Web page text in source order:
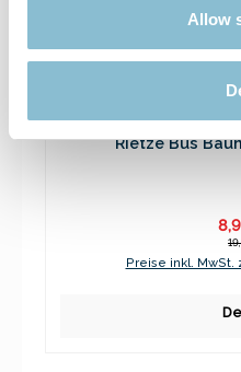
Allow
Rietze Bus
Preise inkl.